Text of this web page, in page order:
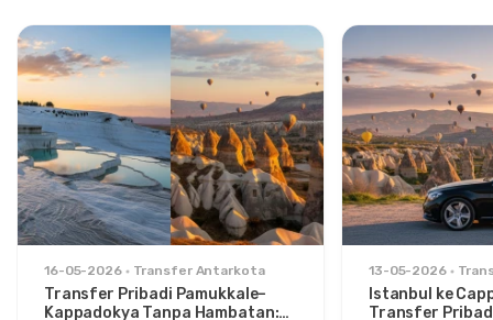
16-05-2026 Transfer Antarkota
Transfer Pribadi Pamukkale–
Kappadokya Tanpa Hambatan:
13-05-2026
Istanbul ke
Transfer